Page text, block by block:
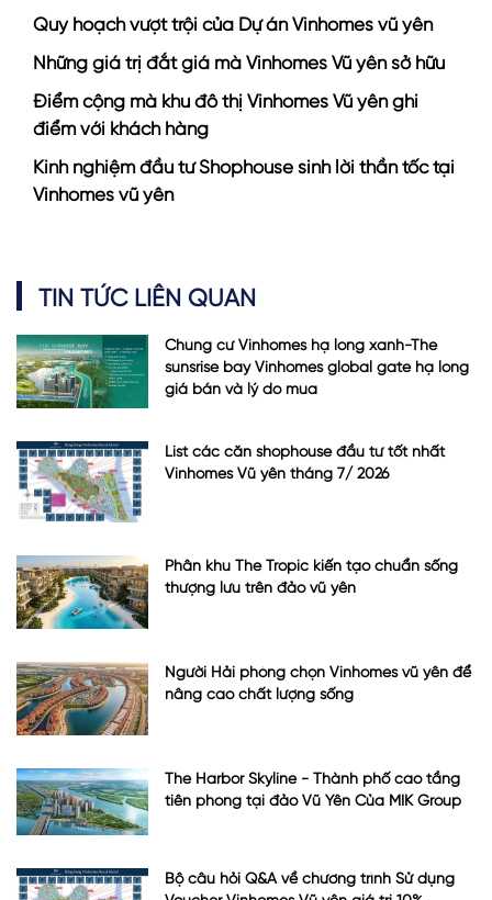
Quy hoạch vượt trội của Dự án Vinhomes vũ yên
Những giá trị đắt giá mà Vinhomes Vũ yên sở hữu
Điểm cộng mà khu đô thị Vinhomes Vũ yên ghi
điểm với khách hàng
Kinh nghiệm đầu tư Shophouse sinh lời thần tốc tại
Vinhomes vũ yên
TIN TỨC LIÊN QUAN
Chung cư Vinhomes hạ long xanh-The
sunsrise bay Vinhomes global gate hạ long
giá bán và lý do mua
List các căn shophouse đầu tư tốt nhất
Vinhomes Vũ yên tháng 7/ 2026
Phân khu The Tropic kiến tạo chuẩn sống
thượng lưu trên đảo vũ yên
Người Hải phòng chọn Vinhomes vũ yên để
nâng cao chất lượng sống
The Harbor Skyline - Thành phố cao tầng
tiên phong tại đảo Vũ Yên Của MIK Group
Bộ câu hỏi Q&A về chương trình Sử dụng